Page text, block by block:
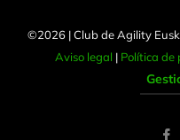
©2026 | Club de Agility
Aviso legal | Política de